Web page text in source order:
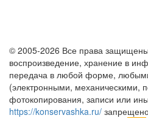
© 2005-2026 Все права
воспроизведение, хранение в
передача в любой форме,
(электронными, механическими,
фотокопирования, записи или
https://konservashka.ru/